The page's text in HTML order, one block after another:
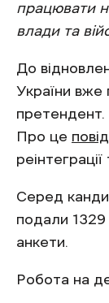
працювати
влади та
До
України вже
претендент.
Про це
Серед
подали 1329
анкети.
Робота на